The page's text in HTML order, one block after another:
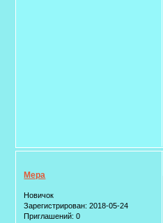
Мера
Новичок
Зарегистрирован: 2018-05-24
Приглашений: 0